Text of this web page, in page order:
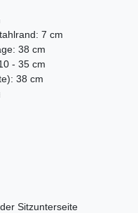
7 cm
38 cm
- 35 cm
38 cm
Sitzunterseite